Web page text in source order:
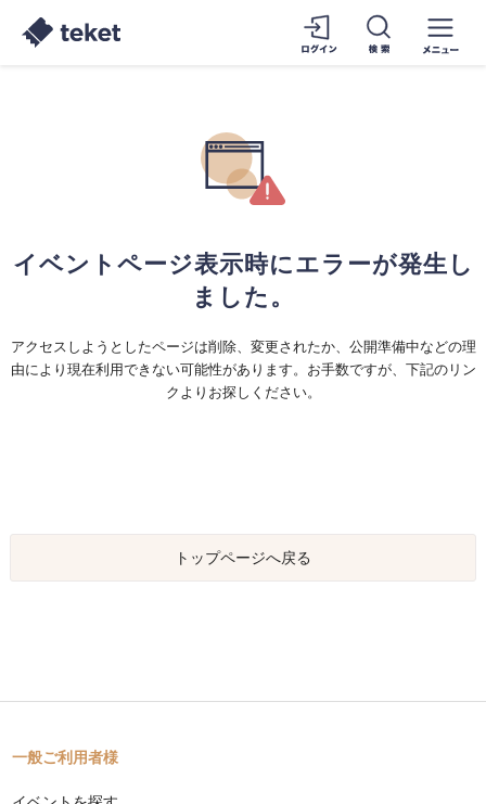
イベントページ表示時にエラーが発生し
ました。
アクセスしようとしたページは削除、変更されたか、公開準備中などの理
由により現在利用できない可能性があります。お手数ですが、下記のリン
クよりお探しください。
トップページへ戻る
一般ご利用者様